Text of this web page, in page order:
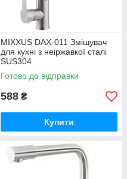
MIXXUS DAX-011 Змішувач
для кухні з неіржавкої сталі
SUS304
Готово до відправки
588 ₴
Купити